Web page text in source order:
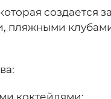
создается
пляжными